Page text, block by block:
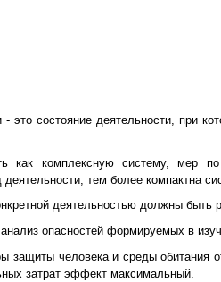
- это состояние деятельности, при
как комплексную систему, мер
тем более компактна
деятельностью должны быть
опасностей формируемых в
защиты человека и среды обитания
затрат эффект максимальный.